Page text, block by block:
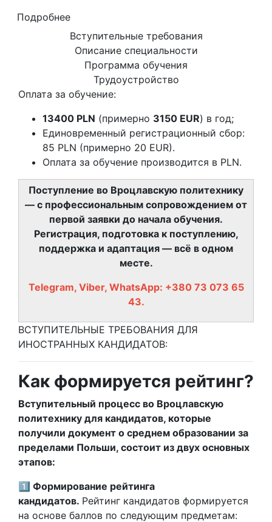
Подробнее
Вступительные требования
Описание специальности
Программа обучения
Трудоустройство
Оплата за обучение:
13400 PLN (примерно 3150 EUR) в год;
Единовременный регистрационный сбор:
85 PLN (примерно 20 EUR).
Оплата за обучение производится в PLN.
Поступление во Вроцлавскую политехнику
— с профессиональным сопровождением от
первой заявки до начала обучения.
Регистрация, подготовка к поступлению,
поддержка и адаптация — всё в одном
месте.
Telegram, Viber, WhatsApp: +380 73 073 65
43.
ВСТУПИТЕЛЬНЫЕ ТРЕБОВАНИЯ ДЛЯ
ИНОСТРАННЫХ КАНДИДАТОВ:
Как формируется рейтинг?
Вступительный процесс во Вроцлавскую
политехнику для кандидатов, которые
получили документ о среднем образовании за
пределами Польши, состоит из двух основных
этапов:
1️⃣ Формирование рейтинга
кандидатов. Рейтинг кандидатов формируется
на основе баллов по следующим предметам: